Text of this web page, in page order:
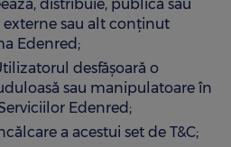
distribuie, publică sau
sau alt conținut
Edenred;
desfășoară o
sau manipulatoare în
Edenred;
a acestui set de T&C;